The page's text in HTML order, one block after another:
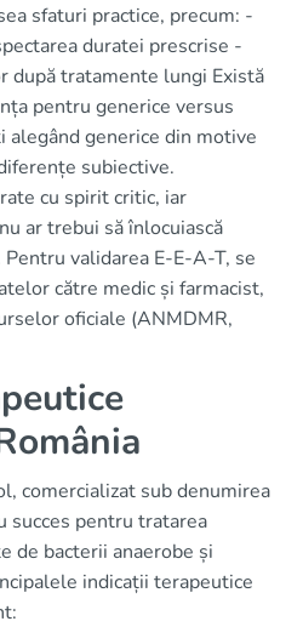
sfaturi practice, precum: -
duratei prescrise -
după tratamente lungi Există
pentru generice versus
generice din motive
subiective.
cu spirit critic, iar
ar trebui să înlocuiască
validarea E-E-A-T, se
către medic și farmacist,
oficiale (ANMDMR,
comercializat sub denumirea
succes pentru tratarea
de bacterii anaerobe și
indicații terapeutice